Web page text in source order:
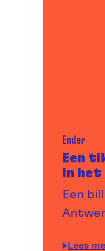
Ender
Een
in het
Een
Lees